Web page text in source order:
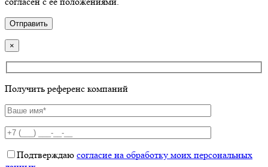
×
Получить референс компаний
Подтверждаю согласие на обработку моих персональных